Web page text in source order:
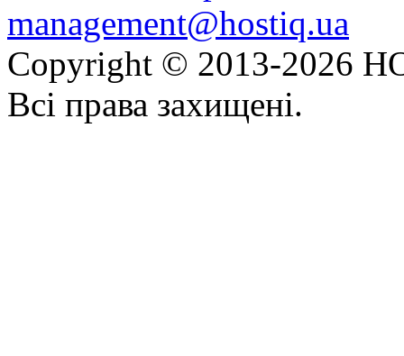
management@hostiq.ua
Copyright © 2013-2026
Всі права захищені.